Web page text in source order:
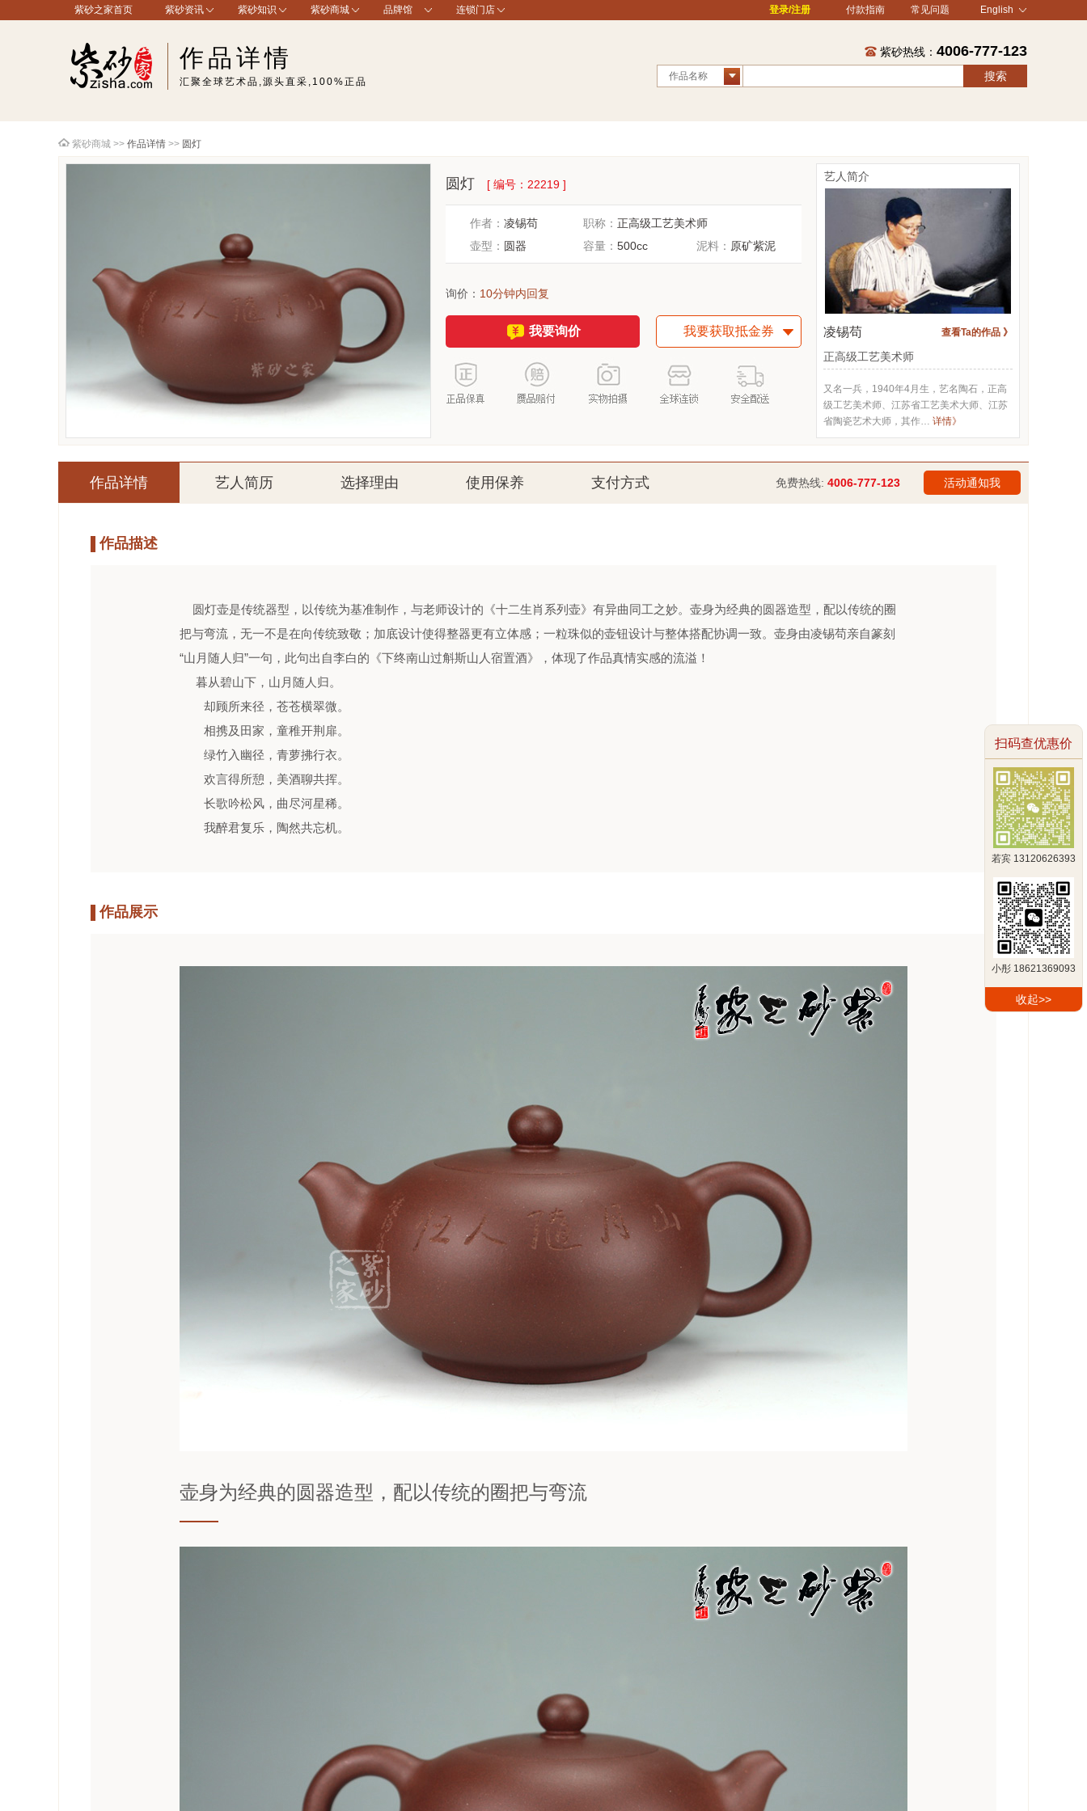
紫砂之家首页 紫砂资讯 紫砂知识 紫砂商城 品牌馆 连锁门店 登录/注册 付款指南 常见问题 English
作品详情
汇聚全球艺术品,源头直采,100%正品
紫砂热线： 4006-777-123
作品名称 搜索
扫码查优惠价
若宾 13120626393
小彤 18621369093
收起>>
紫砂商城 >> 作品详情 >> 圆灯
圆灯 [ 编号： 22219 ]
作者： 凌锡苟 职称： 正高级工艺美术师
壶型： 圆器 容量： 500cc 泥料： 原矿紫泥
询价： 10分钟内回复
我要询价 我要获取抵金券
艺人简介
凌锡苟 查看Ta的作品 》
正高级工艺美术师
又名一兵，1940年4月生，艺名陶石，正高
级工艺美术师、江苏省工艺美术大师、江苏
省陶瓷艺术大师，其作… 详情》
作品详情 艺人简历 选择理由 使用保养 支付方式 免费热线: 4006-777-123 活动通知我
作品描述
圆灯壶是传统器型，以传统为基准制作，与老师设计的《十二生肖系列壶》有异曲同工之妙。壶身为经典的圆器造型，配以传统的圈
把与弯流，无一不是在向传统致敬；加底设计使得整器更有立体感；一粒珠似的壶钮设计与整体搭配协调一致。壶身由凌锡苟亲自篆刻
“山月随人归”一句，此句出自李白的《下终南山过斛斯山人宿置酒》，体现了作品真情实感的流溢！
暮从碧山下，山月随人归。
却顾所来径，苍苍横翠微。
相携及田家，童稚开荆扉。
绿竹入幽径，青萝拂行衣。
欢言得所憩，美酒聊共挥。
长歌吟松风，曲尽河星稀。
我醉君复乐，陶然共忘机。
作品展示
壶身为经典的圆器造型，配以传统的圈把与弯流